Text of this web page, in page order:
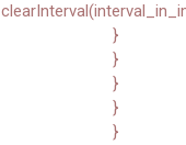
}
}
}
}
}